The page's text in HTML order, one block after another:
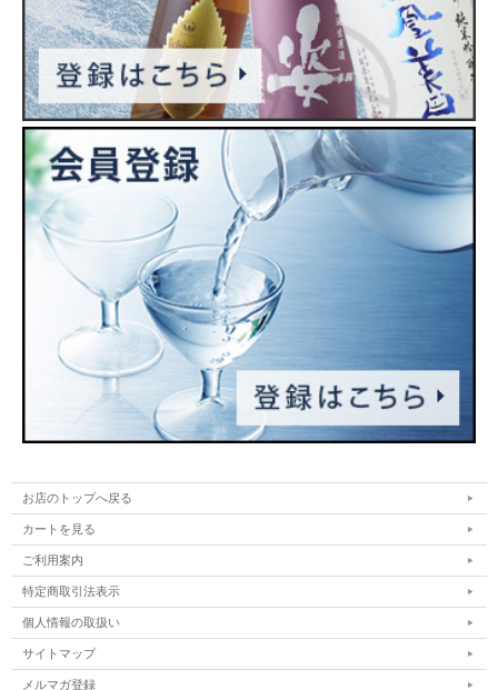
お店のトップへ戻る
カートを見る
ご利用案内
特定商取引法表示
個人情報の取扱い
サイトマップ
メルマガ登録